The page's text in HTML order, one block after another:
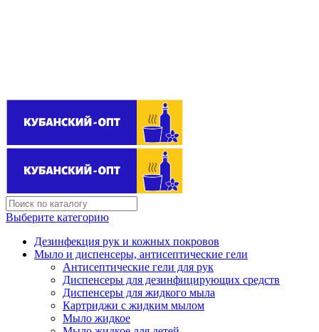
Выберите категорию
Дезинфекция рук и кожных покровов
Мыло и диспенсеры, антисептические гели
Антисептические гели для рук
Диспенсеры для дезинфицирующих средств
Диспенсеры для жидкого мыла
Картриджи с жидким мылом
Мыло жидкое